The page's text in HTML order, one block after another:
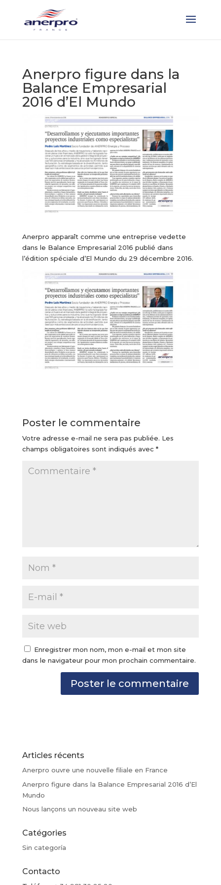
Anerpro figure dans la
Balance Empresarial
2016 d’El Mundo
Anerpro apparaît comme une entreprise vedette
dans le Balance Empresarial 2016 publié dans
l’édition spéciale d’El Mundo du 29 décembre 2016.
Poster le commentaire
Votre adresse e-mail ne sera pas publiée. Les
champs obligatoires sont indiqués avec *
Enregistrer mon nom, mon e-mail et mon site
dans le navigateur pour mon prochain commentaire.
Articles récents
Anerpro ouvre une nouvelle filiale en France
Anerpro figure dans la Balance Empresarial 2016 d’El
Mundo
Nous lançons un nouveau site web
Catégories
Sin categoría
Contacto